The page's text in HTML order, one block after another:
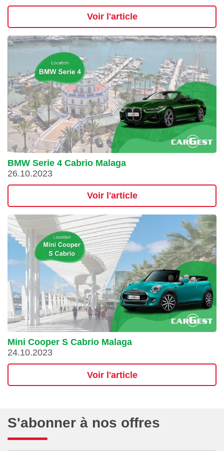
Voir l'article
BMW Serie 4 Cabrio Malaga
26.10.2023
Voir l'article
Mini Cooper S Cabrio Malaga
24.10.2023
Voir l'article
S'abonner à nos offres